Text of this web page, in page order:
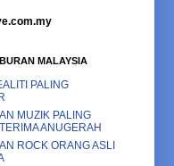
MALAYSIA
PALING
MUZIK PALING
ANUGERAH
ROCK ORANG ASLI